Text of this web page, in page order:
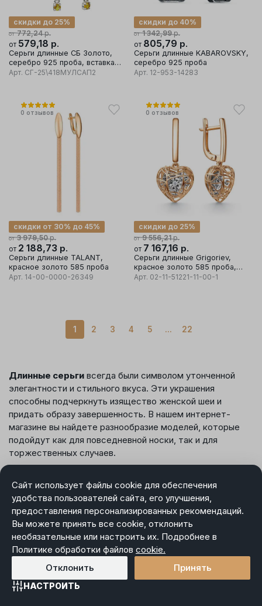
от 772,24р.
скидки до 25%
от 579,18 р.
Серьги длинные СБ Золото,
серебро 925 проба, вставка
сапфир
Арт. СГ-25\418МУЛСАП2
от 1 342,99р.
скидки до 40%
от 805,79 р.
Серьги длинные KABAROVSKY,
серебро 925 проба
Арт. 12-953-14283
0 отзывов
от 3 979,50р.
скидки от 30% до 45%
от 2 188,73 р.
Серьги длинные TALANT,
красное золото 585 проба
Арт. 14-00-0000-26349
0 отзывов
от 9 556,21р.
скидки до 25%
от 7 167,16 р.
Серьги длинные Grigoriev,
красное золото 585 проба,
вставка бриллиант
Арт. 02-11-51221-11-00-1
1 2 3 4 5 ... 22
Длинные серьги всегда были символом утонченной
элегантности и стильного вкуса. Эти украшения
способны подчеркнуть изящество женской шеи и
придать образу завершенность. В нашем интернет-
магазине вы найдете разнообразие моделей, которые
подойдут как для повседневной носки, так и для
торжественных случаев.
Длинные висячие серьги: идеальный
аксессуар для любого случая
Серьги этого типа обладают уникальной способностью
адаптироваться к вашему стилю. Они гармонично
дополнят как вечерний наряд, так и деловой костюм.
Это делает их универсальным украшением, которое
всегда будет актуально.
Сайт использует файлы cookie для обеспечения
удобства пользователей сайта, его улучшения,
предоставления персонализированных рекомендаций.
Вы можете принять все cookie, отклонить
необязательные или настроить их. Подробнее в
Политике обработки файлов cookie.
НАСТРОИТЬ
Отклонить Принять